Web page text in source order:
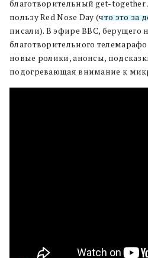
благотворительный get-
пользу Red Nose Day (что это за
писали). В эфире BBC, берущего
благотворительного
новые ролики, анонсы,
подогревающая внимание к